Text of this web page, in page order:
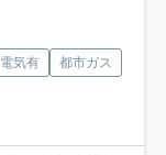
電気有
都市ガス